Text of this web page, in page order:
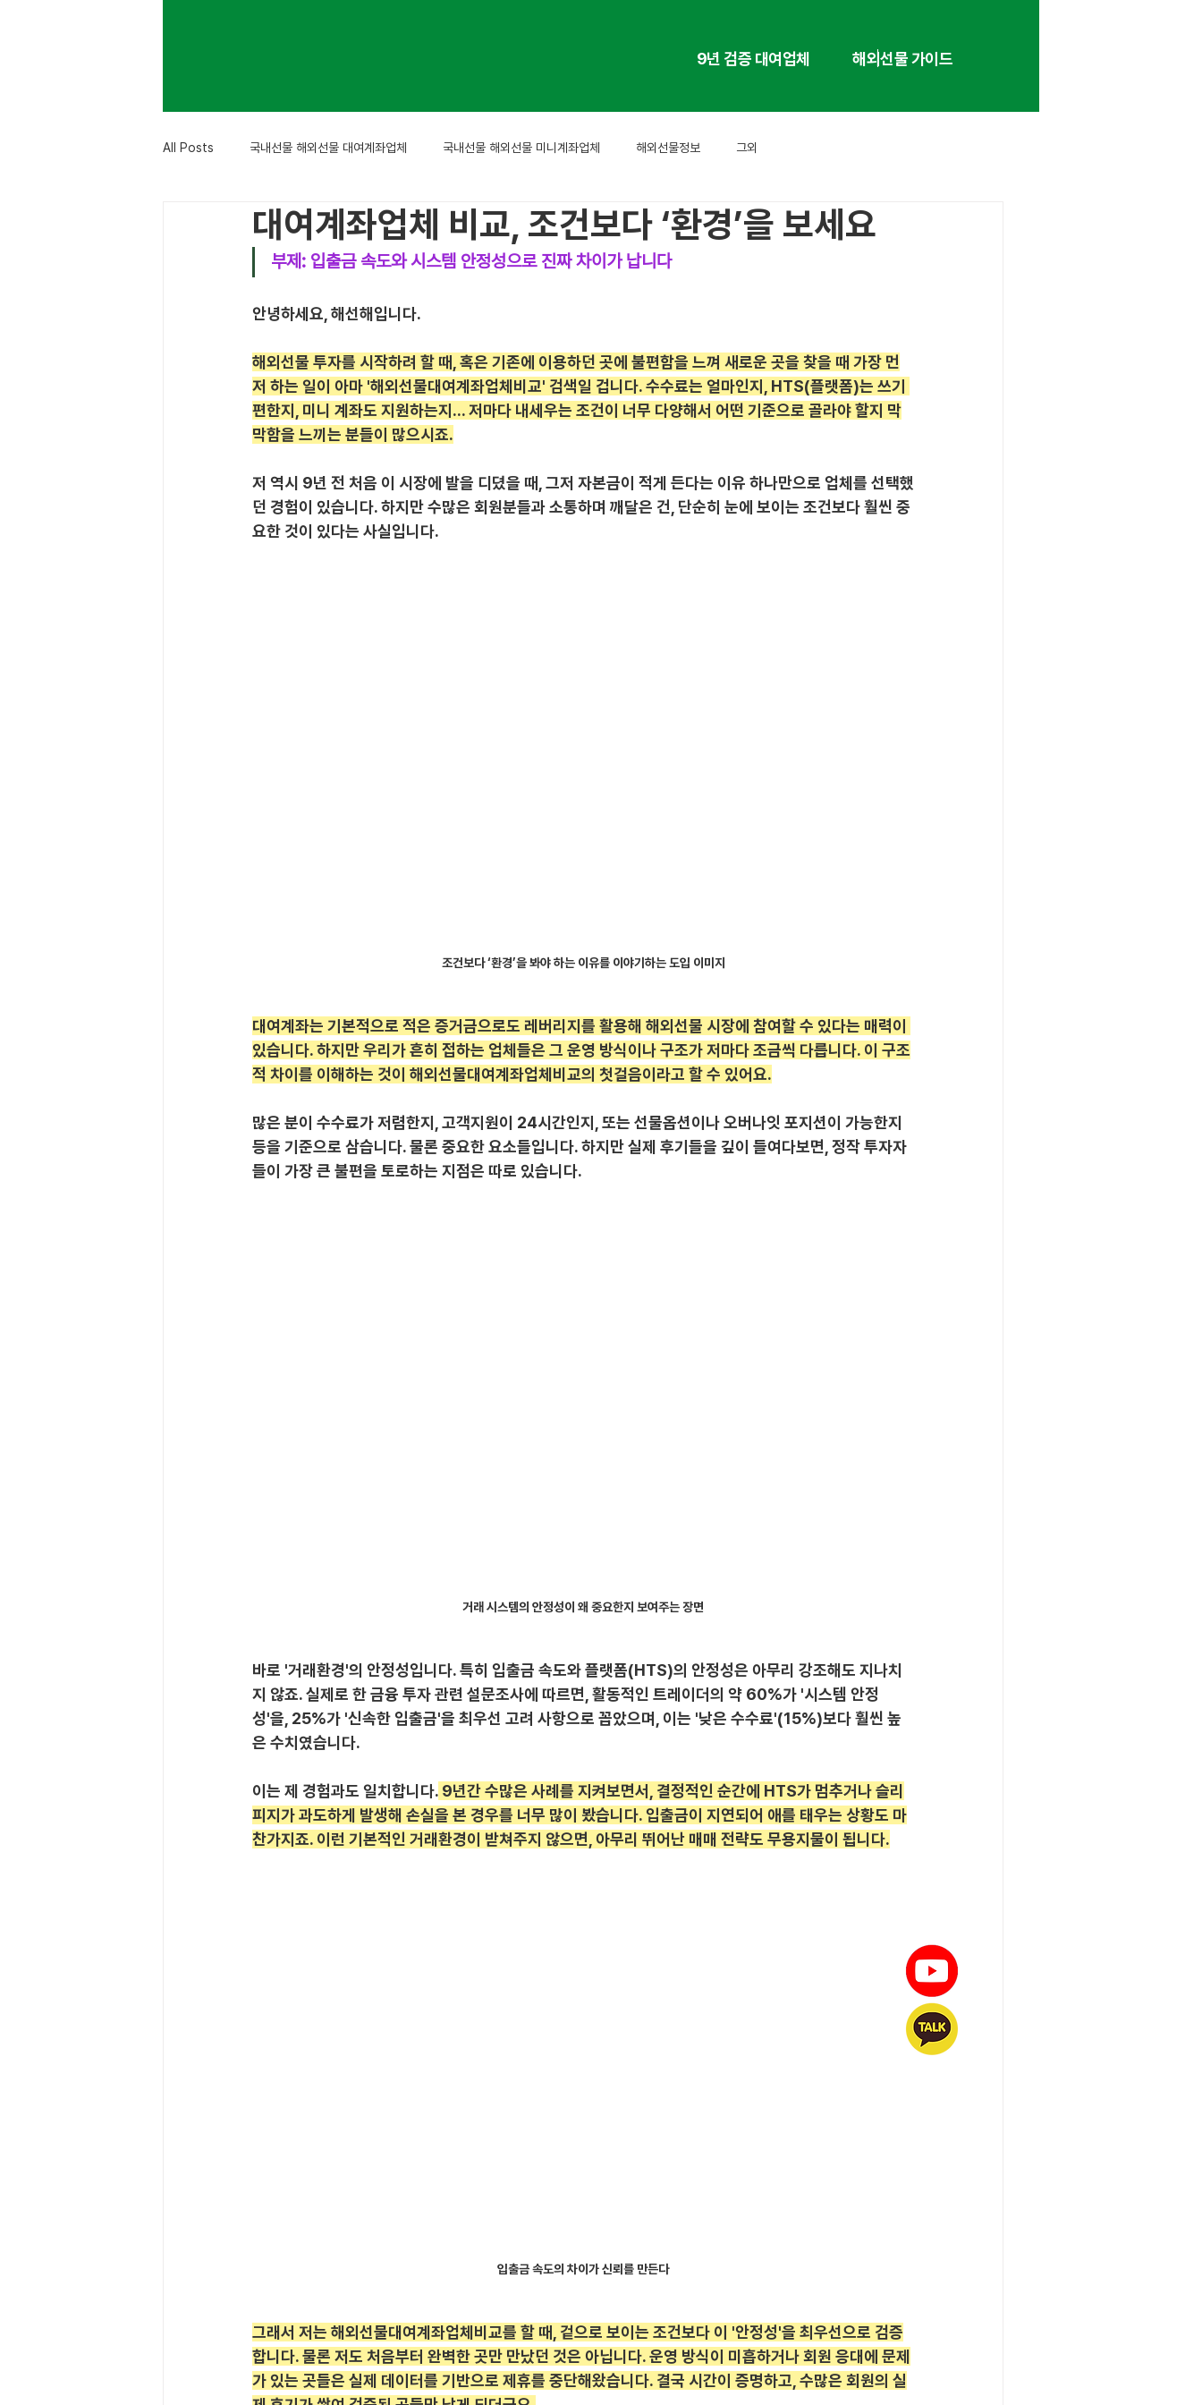
9년 검증 대여업체 해외선물 가이드
All Posts 국내선물 해외선물 대여계좌업체 국내선물 해외선물 미니계좌업체 해외선물정보 그외
대여계좌업체 비교, 조건보다 ‘환경’을 보세요
부제: 입출금 속도와 시스템 안정성으로 진짜 차이가 납니다
안녕하세요, 해선해입니다.
해외선물 투자를 시작하려 할 때, 혹은 기존에 이용하던 곳에 불편함을 느껴 새로운 곳을 찾을 때 가장 먼
저 하는 일이 아마 '해외선물대여계좌업체비교' 검색일 겁니다. 수수료는 얼마인지, HTS(플랫폼)는 쓰기
편한지, 미니 계좌도 지원하는지... 저마다 내세우는 조건이 너무 다양해서 어떤 기준으로 골라야 할지 막
막함을 느끼는 분들이 많으시죠.
저 역시 9년 전 처음 이 시장에 발을 디뎠을 때, 그저 자본금이 적게 든다는 이유 하나만으로 업체를 선택했
던 경험이 있습니다. 하지만 수많은 회원분들과 소통하며 깨달은 건, 단순히 눈에 보이는 조건보다 훨씬 중
요한 것이 있다는 사실입니다.
조건보다 ‘환경’을 봐야 하는 이유를 이야기하는 도입 이미지
대여계좌는 기본적으로 적은 증거금으로도 레버리지를 활용해 해외선물 시장에 참여할 수 있다는 매력이
있습니다. 하지만 우리가 흔히 접하는 업체들은 그 운영 방식이나 구조가 저마다 조금씩 다릅니다. 이 구조
적 차이를 이해하는 것이 해외선물대여계좌업체비교의 첫걸음이라고 할 수 있어요.
많은 분이 수수료가 저렴한지, 고객지원이 24시간인지, 또는 선물옵션이나 오버나잇 포지션이 가능한지
등을 기준으로 삼습니다. 물론 중요한 요소들입니다. 하지만 실제 후기들을 깊이 들여다보면, 정작 투자자
들이 가장 큰 불편을 토로하는 지점은 따로 있습니다.
거래 시스템의 안정성이 왜 중요한지 보여주는 장면
바로 '거래환경'의 안정성입니다. 특히 입출금 속도와 플랫폼(HTS)의 안정성은 아무리 강조해도 지나치
지 않죠. 실제로 한 금융 투자 관련 설문조사에 따르면, 활동적인 트레이더의 약 60%가 '시스템 안정
성'을, 25%가 '신속한 입출금'을 최우선 고려 사항으로 꼽았으며, 이는 '낮은 수수료'(15%)보다 훨씬 높
은 수치였습니다.
이는 제 경험과도 일치합니다. 9년간 수많은 사례를 지켜보면서, 결정적인 순간에 HTS가 멈추거나 슬리
피지가 과도하게 발생해 손실을 본 경우를 너무 많이 봤습니다. 입출금이 지연되어 애를 태우는 상황도 마
찬가지죠. 이런 기본적인 거래환경이 받쳐주지 않으면, 아무리 뛰어난 매매 전략도 무용지물이 됩니다.
입출금 속도의 차이가 신뢰를 만든다
그래서 저는 해외선물대여계좌업체비교를 할 때, 겉으로 보이는 조건보다 이 '안정성'을 최우선으로 검증
합니다. 물론 저도 처음부터 완벽한 곳만 만났던 것은 아닙니다. 운영 방식이 미흡하거나 회원 응대에 문제
가 있는 곳들은 실제 데이터를 기반으로 제휴를 중단해왔습니다. 결국 시간이 증명하고, 수많은 회원의 실